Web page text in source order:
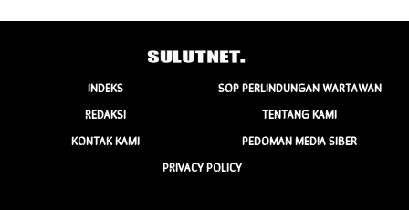
INDEKS
SOP PERLINDUNGAN WARTAWAN
REDAKSI
TENTANG KAMI
KONTAK KAMI
PEDOMAN MEDIA SIBER
PRIVACY POLICY